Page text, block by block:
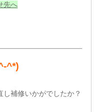
先へ
^*)
補修いかがでしたか？